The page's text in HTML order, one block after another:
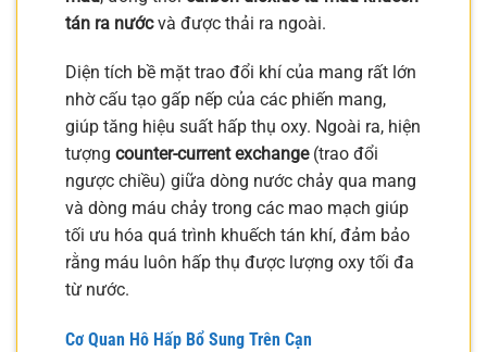
tán ra nướcvà được thải ra ngoài.
Diện tích bề mặt trao đổi khí của mang rất lớn
nhờ cấu tạo gấp nếp của các phiến mang,
giúp tăng hiệu suất hấp thụ oxy. Ngoài ra, hiện
tượng counter-current exchange(trao đổi
ngược chiều) giữa dòng nước chảy qua mang
và dòng máu chảy trong các mao mạch giúp
tối ưu hóa quá trình khuếch tán khí, đảm bảo
rằng máu luôn hấp thụ được lượng oxy tối đa
từ nước.
Cơ Quan Hô Hấp Bổ Sung Trên Cạn